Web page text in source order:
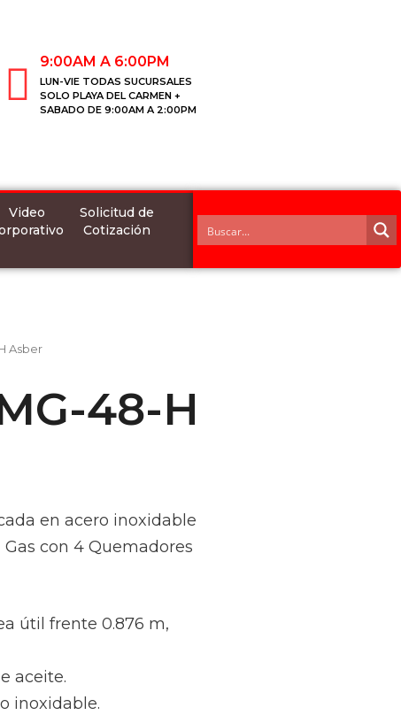
9:00AM A 6:00PM
LUN-VIE TODAS SUCURSALES
SOLO PLAYA DEL CARMEN +
SABADO DE 9:00AM A 2:00PM
Video
Solicitud de
Cotización
Asber
48-H
en acero inoxidable
con 4 Quemadores
útil frente 0.876 m,
aceite.
inoxidable.